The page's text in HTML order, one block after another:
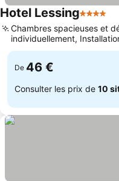
Hotel Lessing4 Étoiles
Chambres spacieuses et
individuellement,
sauna relaxantes
De 46 €
Consulter les prix de 10